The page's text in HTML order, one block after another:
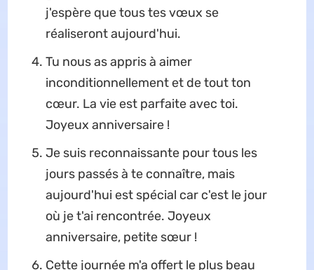
j'espère que tous tes vœux se
réaliseront aujourd'hui.
Tu nous as appris à aimer
inconditionnellement et de tout ton
cœur. La vie est parfaite avec toi.
Joyeux anniversaire !
Je suis reconnaissante pour tous les
jours passés à te connaître, mais
aujourd'hui est spécial car c'est le jour
où je t'ai rencontrée. Joyeux
anniversaire, petite sœur !
Cette journée m'a offert le plus beau